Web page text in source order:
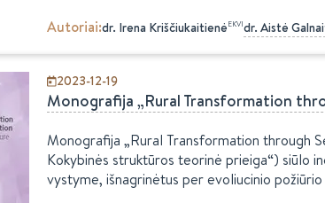
Autoriai:dr. Irena KriščiukaitienėEKVIdr. Aistė
2023-12-19
Monografija „Rural Transformation
Monografija „Rural Transformation through
Kokybinės struktūros teorinė prieiga“) siūlo
vystyme, išnagrinėtus per evoliucinio